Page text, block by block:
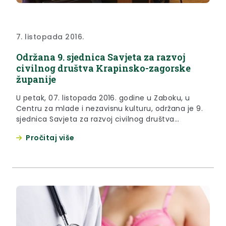
7. listopada 2016.
Održana 9. sjednica Savjeta za razvoj
civilnog društva Krapinsko-zagorske
županije
U petak, 07. listopada 2016. godine u Zaboku, u
Centru za mlade i nezavisnu kulturu, održana je 9.
sjednica Savjeta za razvoj civilnog društva
Pročitaj više